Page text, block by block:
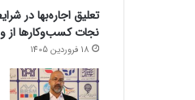
تعلیق اجاره‌بها در
نجات کسب‌وکارها از
18 فروردین 1405